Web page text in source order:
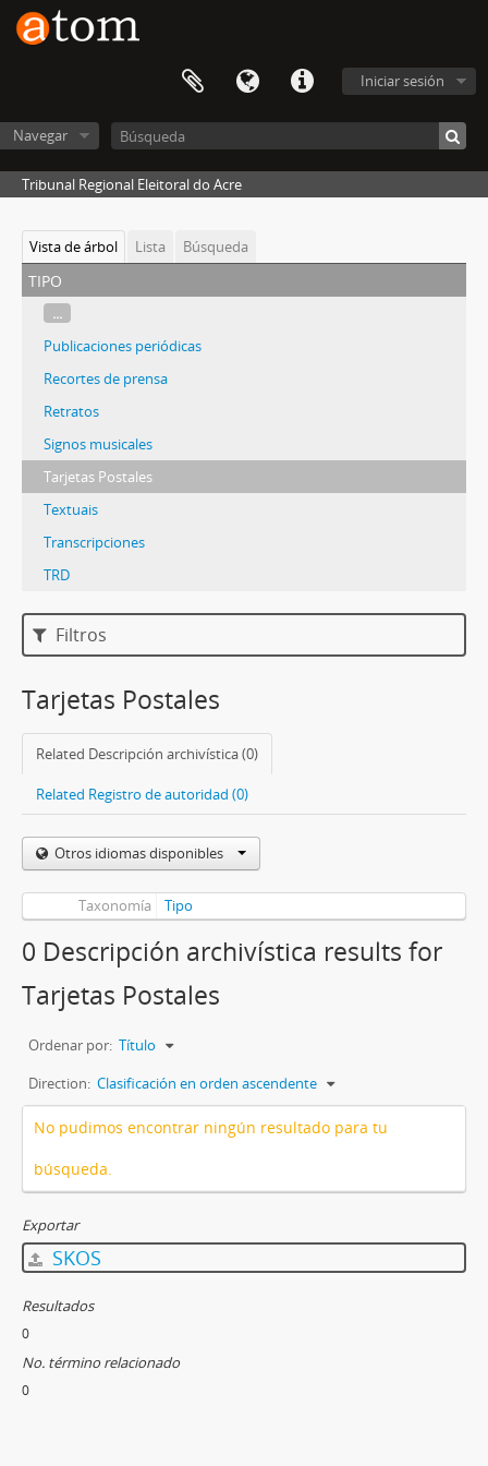
Iniciar sesión
Navegar
Tribunal Regional Eleitoral do Acre
Vista de árbol Lista Búsqueda
tipo
...
Publicaciones periódicas
Recortes de prensa
Retratos
Signos musicales
Tarjetas Postales
Textuais
Transcripciones
TRD
Filtros
Tarjetas Postales
Related Descripción archivística (0)
Related Registro de autoridad (0)
Otros idiomas disponibles
Taxonomía Tipo
0 Descripción archivística results for
Tarjetas Postales
Ordenar por: Título
Direction: Clasificación en orden ascendente
No pudimos encontrar ningún resultado para tu
búsqueda.
Exportar
SKOS
Resultados
0
No. término relacionado
0